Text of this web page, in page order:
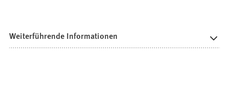
Weiterführende Informationen